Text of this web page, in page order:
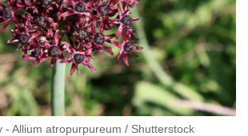
- Allium atropurpureum / Shutterstock